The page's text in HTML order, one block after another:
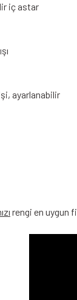
iç astar
ayarlanabilir
rengi en uygun